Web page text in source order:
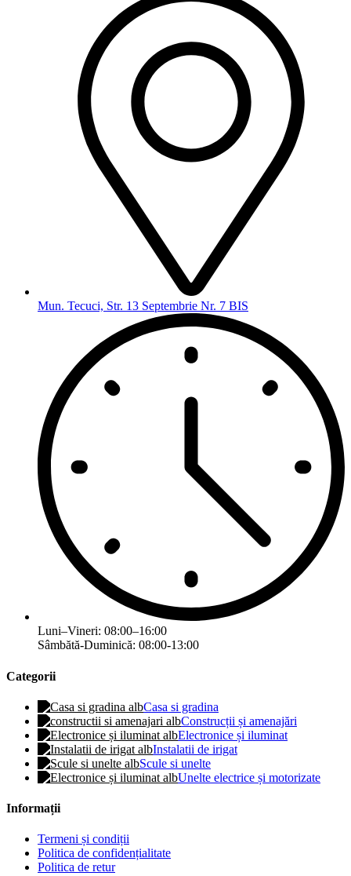
Mun. Tecuci, Str. 13 Septembrie Nr. 7 BIS
Luni–Vineri: 08:00–16:00
Sâmbătă-Duminică: 08:00-13:00
Categorii
Casa si gradina
Construcții și amenajări
Electronice și iluminat
Instalatii de irigat
Scule si unelte
Unelte electrice și motorizate
Informații
Termeni și condiții
Politica de confidențialitate
Politica de retur